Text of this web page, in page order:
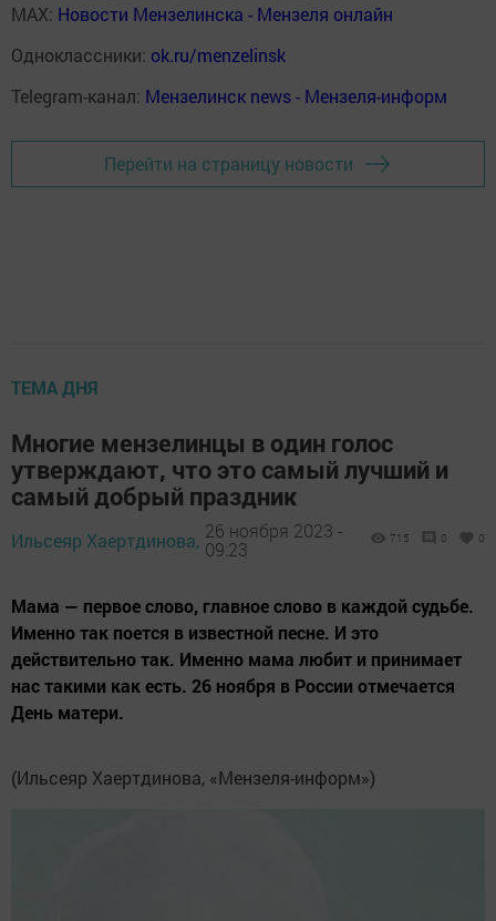
MAX: Новости Мензелинска - Мензеля онлайн
Одноклассники: ok.ru/menzelinsk
Telegram-канал: Мензелинск news - Мензеля-информ
Перейти на страницу новости
ТЕМА ДНЯ
Многие мензелинцы в один голос
утверждают, что это самый лучший и
самый добрый праздник
Ильсеяр Хаертдинова, 26 ноября 2023 -
09:23
715 0 0
Мама — первое слово, главное слово в каждой судьбе.
Именно так поется в известной песне. И это
действительно так. Именно мама любит и принимает
нас такими как есть. 26 ноября в России отмечается
День матери.
(Ильсеяр Хаертдинова, «Мензеля-информ»)